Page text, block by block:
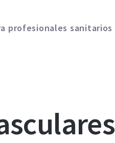
profesionales sanitarios